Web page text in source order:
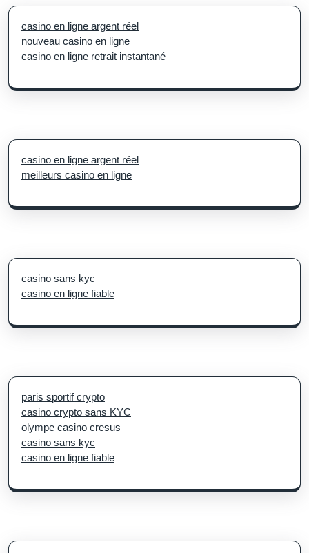
casino en ligne argent réel
nouveau casino en ligne
casino en ligne retrait instantané
casino en ligne argent réel
meilleurs casino en ligne
casino sans kyc
casino en ligne fiable
paris sportif crypto
casino crypto sans KYC
olympe casino cresus
casino sans kyc
casino en ligne fiable